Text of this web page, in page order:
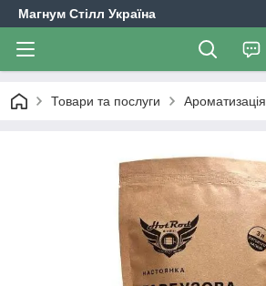
Магнум Стілл Україна
Товари та послуги